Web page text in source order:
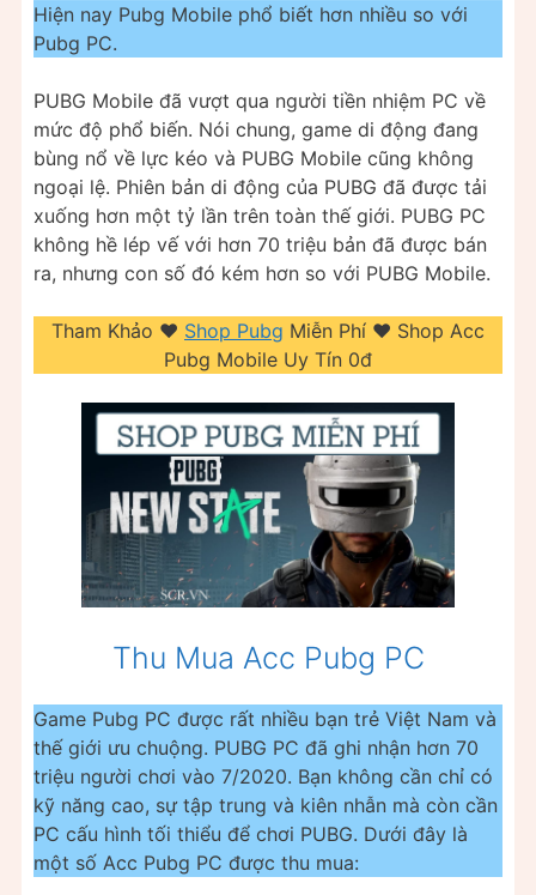
Hiện nay Pubg Mobile phổ biết hơn nhiều so với
Pubg PC.
PUBG Mobile đã vượt qua người tiền nhiệm PC về
mức độ phổ biến. Nói chung, game di động đang
bùng nổ về lực kéo và PUBG Mobile cũng không
ngoại lệ. Phiên bản di động của PUBG đã được tải
xuống hơn một tỷ lần trên toàn thế giới. PUBG PC
không hề lép vế với hơn 70 triệu bản đã được bán
ra, nhưng con số đó kém hơn so với PUBG Mobile.
Tham Khảo ❤️ Shop Pubg Miễn Phí ❤️ Shop Acc
Pubg Mobile Uy Tín 0đ
Thu Mua Acc Pubg PC
Game Pubg PC được rất nhiều bạn trẻ Việt Nam và
thế giới ưu chuộng. PUBG PC đã ghi nhận hơn 70
triệu người chơi vào 7/2020. Bạn không cần chỉ có
kỹ năng cao, sự tập trung và kiên nhẫn mà còn cần
PC cấu hình tối thiểu để chơi PUBG. Dưới đây là
một số Acc Pubg PC được thu mua: